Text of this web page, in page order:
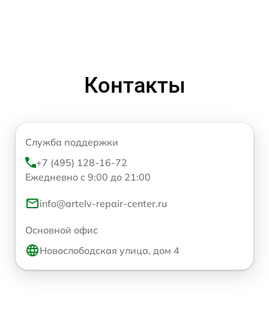
Контакты
Служба поддержки
+7 (495) 128-16-72
Ежедневно с 9:00 до 21:00
info@artelv-repair-center.ru
Основной офис
Новослободская улица, дом 4